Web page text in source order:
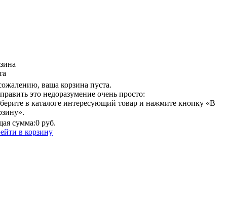
ваша корзина пуста.
это недоразумение очень просто:
в каталоге интересующий товар и нажмите кнопку «В
сумма:0 руб.
в корзину